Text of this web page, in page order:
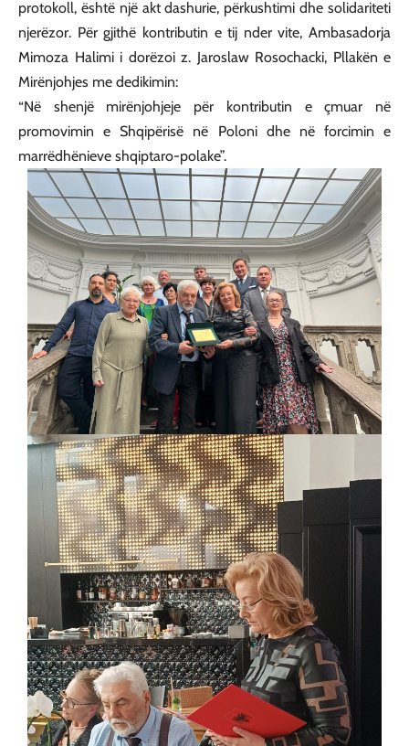
protokoll, është një akt dashurie, përkushtimi dhe solidariteti
njerëzor. Për gjithë kontributin e tij nder vite, Ambasadorja
Mimoza Halimi i dorëzoi z. Jaroslaw Rosochacki, Pllakën e
Mirënjohjes me dedikimin:
“Në shenjë mirënjohjeje për kontributin e çmuar në
promovimin e Shqipërisë në Poloni dhe në forcimin e
marrëdhënieve shqiptaro-polake”.